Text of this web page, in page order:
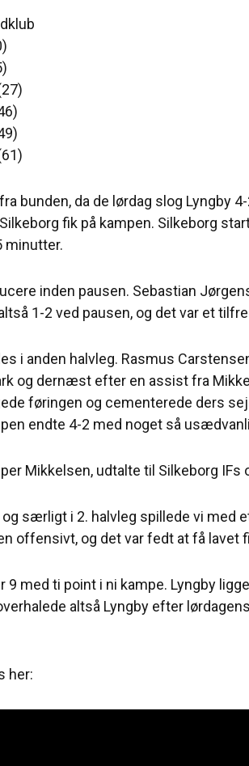
bunden, da de lørdag slog Lyngby
fik på kampen. Silkeborg
minutter.
inden pausen. Sebastian
1-2 ved pausen, og det var et
i anden halvleg. Rasmus
og dernæst efter en assist fra
føringen og cementerede ders
endte 4-2 med noget så
Mikkelsen, udtalte til Silkeborg
særligt i 2. halvleg spillede vi med
offensivt, og det var fedt at få lavet
9 med ti point i ni kampe. Lyngby
altså Lyngby efter
her: